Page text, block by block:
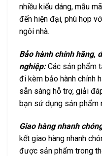
nhiều kiểu dáng, mẫu
đến hiện đại, phù hợp
ngôi nhà.
Bảo hành chính hãng,
nghiệp:Các sản phẩm
đi kèm bảo hành chính
sẵn sàng hỗ trợ, giải
bạn sử dụng sản phẩm
Giao hàng nhanh
kết giao hàng nhanh
được sản phẩm trong